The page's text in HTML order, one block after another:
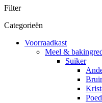
Filter
Categorieën
Voorraadkast
Meel &
Suiker